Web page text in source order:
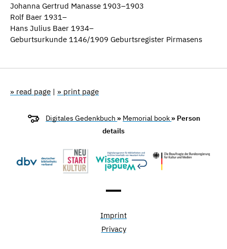
Johanna Gertrud Manasse 1903–1903
Rolf Baer 1931–
Hans Julius Baer 1934–
Geburtsurkunde 1146/1909 Geburtsregister Pirmasens
» read page | » print page
Digitales Gedenkbuch » Memorial book » Person
details
Imprint
Privacy